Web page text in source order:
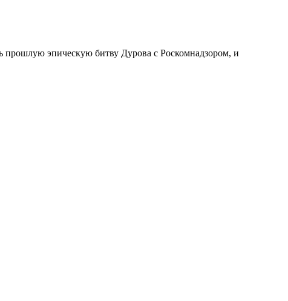
прошлую эпическую битву Дурова с Роскомнадзором, и